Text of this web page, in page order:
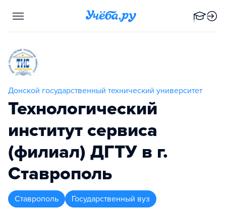
Донской государственный технический университет
Технологический
институт сервиса
(филиал) ДГТУ в г.
Ставрополь
Ставрополь Государственный вуз